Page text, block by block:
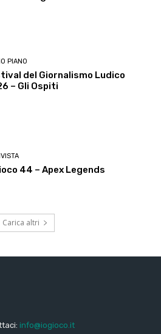
PIANO
del Giornalismo Ludico
– Gli Ospiti
44 – Apex Legends
Carica altri
info@iogioco.it